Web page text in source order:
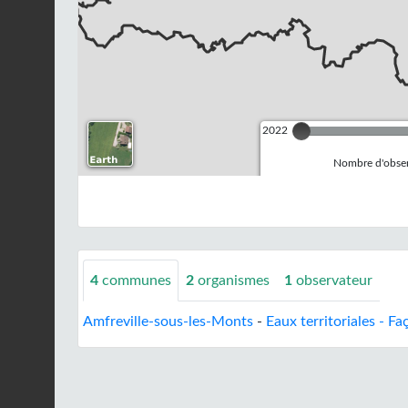
2022
Nombre
4 communes 2 organismes 1 observateur
Amfreville-sous-les-Monts - Eaux territoriales -